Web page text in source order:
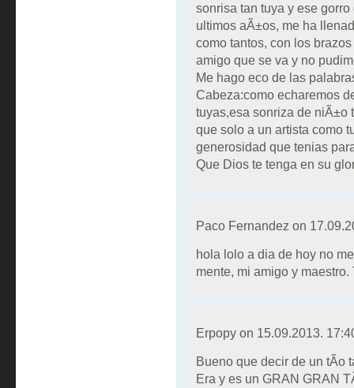
sonrisa tan tuya y ese
ultimos aÃ±os, me ha
como tantos, con los
amigo que se va y no
Me hago eco de las
Cabeza:como echaremos
tuyas,esa sonriza de niÃ±o
que solo a un artista como
generosidad que tenias
Que Dios te tenga en su
Paco Fernandez on
hola lolo a dia de hoy no
mente, mi amigo y
Erpopy on 15.09.2013.
Bueno que decir de un tÃ­o
Era y es un GRAN GRAN